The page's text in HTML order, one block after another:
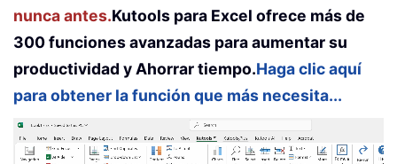
nunca antes.Kutools para Excel ofrece más de
300 funciones avanzadas para aumentar su
productividad y Ahorrar tiempo.Haga clic aquí
para obtener la función que más necesita...